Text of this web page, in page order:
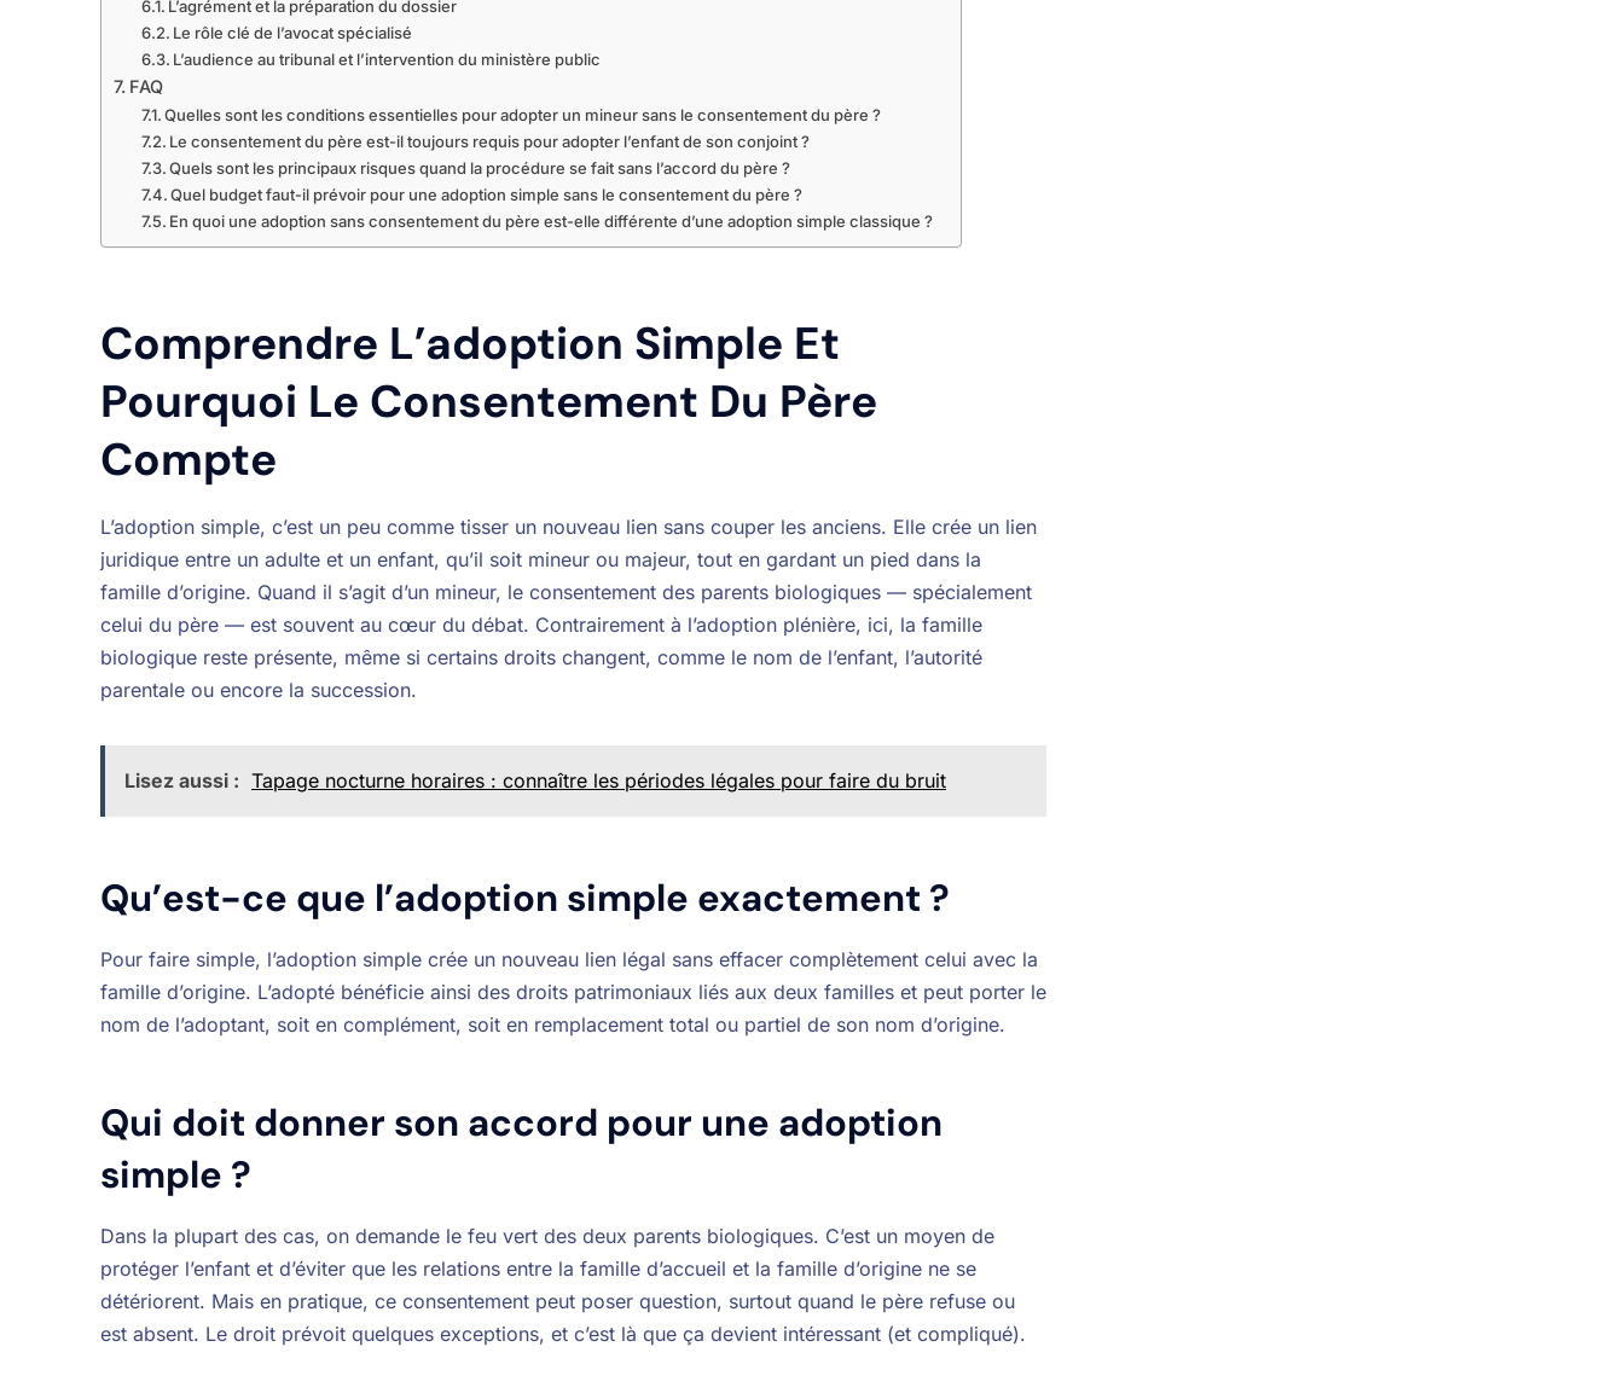
L’agrément et la préparation du dossier
Le rôle clé de l’avocat spécialisé
L’audience au tribunal et l’intervention du ministère public
FAQ
Quelles sont les conditions essentielles pour adopter un mineur sans le consentement du père ?
Le consentement du père est-il toujours requis pour adopter l’enfant de son conjoint ?
Quels sont les principaux risques quand la procédure se fait sans l’accord du père ?
Quel budget faut-il prévoir pour une adoption simple sans le consentement du père ?
En quoi une adoption sans consentement du père est-elle différente d’une adoption simple classique ?
Comprendre L’adoption Simple Et
Pourquoi Le Consentement Du Père
Compte
L’adoption simple, c’est un peu comme tisser un nouveau lien sans couper les anciens. Elle crée un lien
juridique entre un adulte et un enfant, qu’il soit mineur ou majeur, tout en gardant un pied dans la
famille d’origine. Quand il s’agit d’un mineur, le consentement des parents biologiques — spécialement
celui du père — est souvent au cœur du débat. Contrairement à l’adoption plénière, ici, la famille
biologique reste présente, même si certains droits changent, comme le nom de l’enfant, l’autorité
parentale ou encore la succession.
Lisez aussi : Tapage nocturne horaires : connaître les périodes légales pour faire du bruit
Qu’est-ce que l’adoption simple exactement ?
Pour faire simple, l’adoption simple crée un nouveau lien légal sans effacer complètement celui avec la
famille d’origine. L’adopté bénéficie ainsi des droits patrimoniaux liés aux deux familles et peut porter le
nom de l’adoptant, soit en complément, soit en remplacement total ou partiel de son nom d’origine.
Qui doit donner son accord pour une adoption
simple ?
Dans la plupart des cas, on demande le feu vert des deux parents biologiques. C’est un moyen de
protéger l’enfant et d’éviter que les relations entre la famille d’accueil et la famille d’origine ne se
détériorent. Mais en pratique, ce consentement peut poser question, surtout quand le père refuse ou
est absent. Le droit prévoit quelques exceptions, et c’est là que ça devient intéressant (et compliqué).